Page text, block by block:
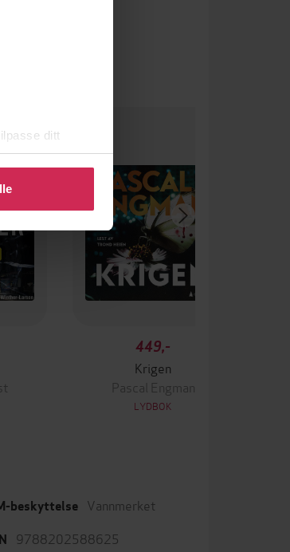
ditt
samtykke.
449,-
Krigen
Pascal Engman
LYDBOK
beskyttelse Vannmerket
9788202588625